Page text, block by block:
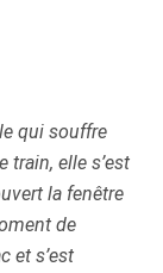
qui souffre
train, elle s’est
la fenêtre
de
et s’est